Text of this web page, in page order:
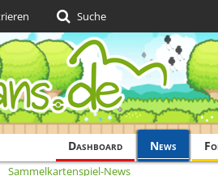
Dashboard News
Suche
Sammelkartenspiel-News